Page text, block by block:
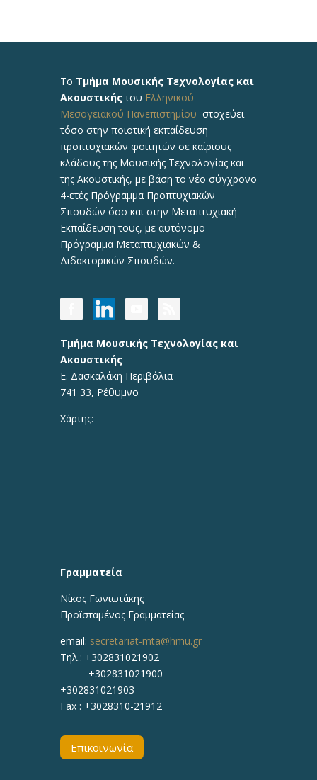
Το Τμήμα Μουσικής Τεχνολογίας και
Ακουστικήςτου Ελληνικού
Μεσογειακού Πανεπιστημίου στοχεύει
τόσο στην ποιοτική εκπαίδευση
προπτυχιακών φοιτητών σε καίριους
κλάδους της Μουσικής Τεχνολογίας και
της Ακουστικής, με βάση το νέο σύγχρονο
4-ετές Πρόγραμμα Προπτυχιακών
Σπουδών όσο και στην Μεταπτυχιακή
Εκπαίδευση τους, με αυτόνομο
Πρόγραμμα Μεταπτυχιακών &
Διδακτορικών Σπουδών.
Τμήμα Μουσικής Τεχνολογίας και
Ακουστικής
Ε. Δασκαλάκη Περιβόλια
741 33, Ρέθυμνο
Χάρτης:
Γραμματεία
Νίκος Γωνιωτάκης
Προϊσταμένος Γραμματείας
email: secretariat-mta@hmu.gr
Τηλ.: +302831021902
+302831021900
+302831021903
Fax : +3028310-21912
Επικοινωνία